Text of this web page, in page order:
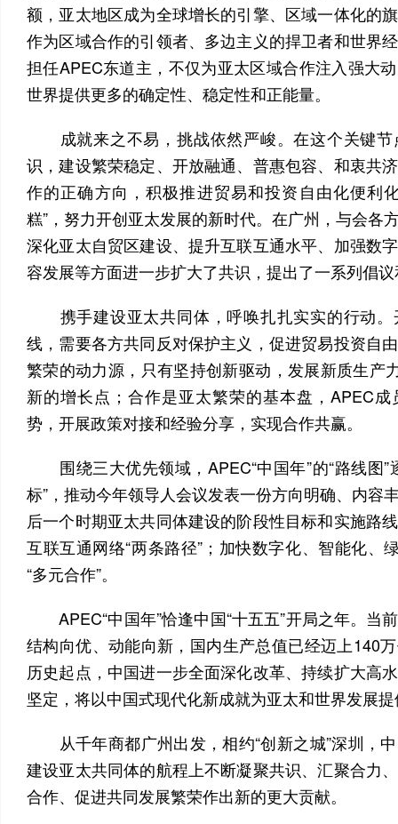
额，亚太地区成为全球增长的引擎、区域一体化的
作为区域合作的引领者、多边主义的捍卫者和世界
担任APEC东道主，不仅为亚太区域合作注入强大
世界提供更多的确定性、稳定性和正能量。
成就来之不易，挑战依然严峻。在这个关键节
识，建设繁荣稳定、开放融通、普惠包容、和衷共
作的正确方向，积极推进贸易和投资自由化便利
糕”，努力开创亚太发展的新时代。在广州，与会各
深化亚太自贸区建设、提升互联互通水平、加强数
容发展等方面进一步扩大了共识，提出了一系列倡
携手建设亚太共同体，呼唤扎扎实实的行动。
线，需要各方共同反对保护主义，促进贸易投资自
繁荣的动力源，只有坚持创新驱动，发展新质生产
新的增长点；合作是亚太繁荣的基本盘，APEC
势，开展政策对接和经验分享，实现合作共赢。
围绕三大优先领域，APEC“中国年”的“路线图”
标”，推动今年领导人会议发表一份方向明确、内容
后一个时期亚太共同体建设的阶段性目标和实施路
互联互通网络“两条路径”；加快数字化、智能化、
“多元合作”。
APEC“中国年”恰逢中国“十五五”开局之年。当
结构向优、动能向新，国内生产总值已经迈上140
历史起点，中国进一步全面深化改革、持续扩大高
坚定，将以中国式现代化新成就为亚太和世界发展
从千年商都广州出发，相约“创新之城”深圳，
建设亚太共同体的航程上不断凝聚共识、汇聚合力
合作、促进共同发展繁荣作出新的更大贡献。